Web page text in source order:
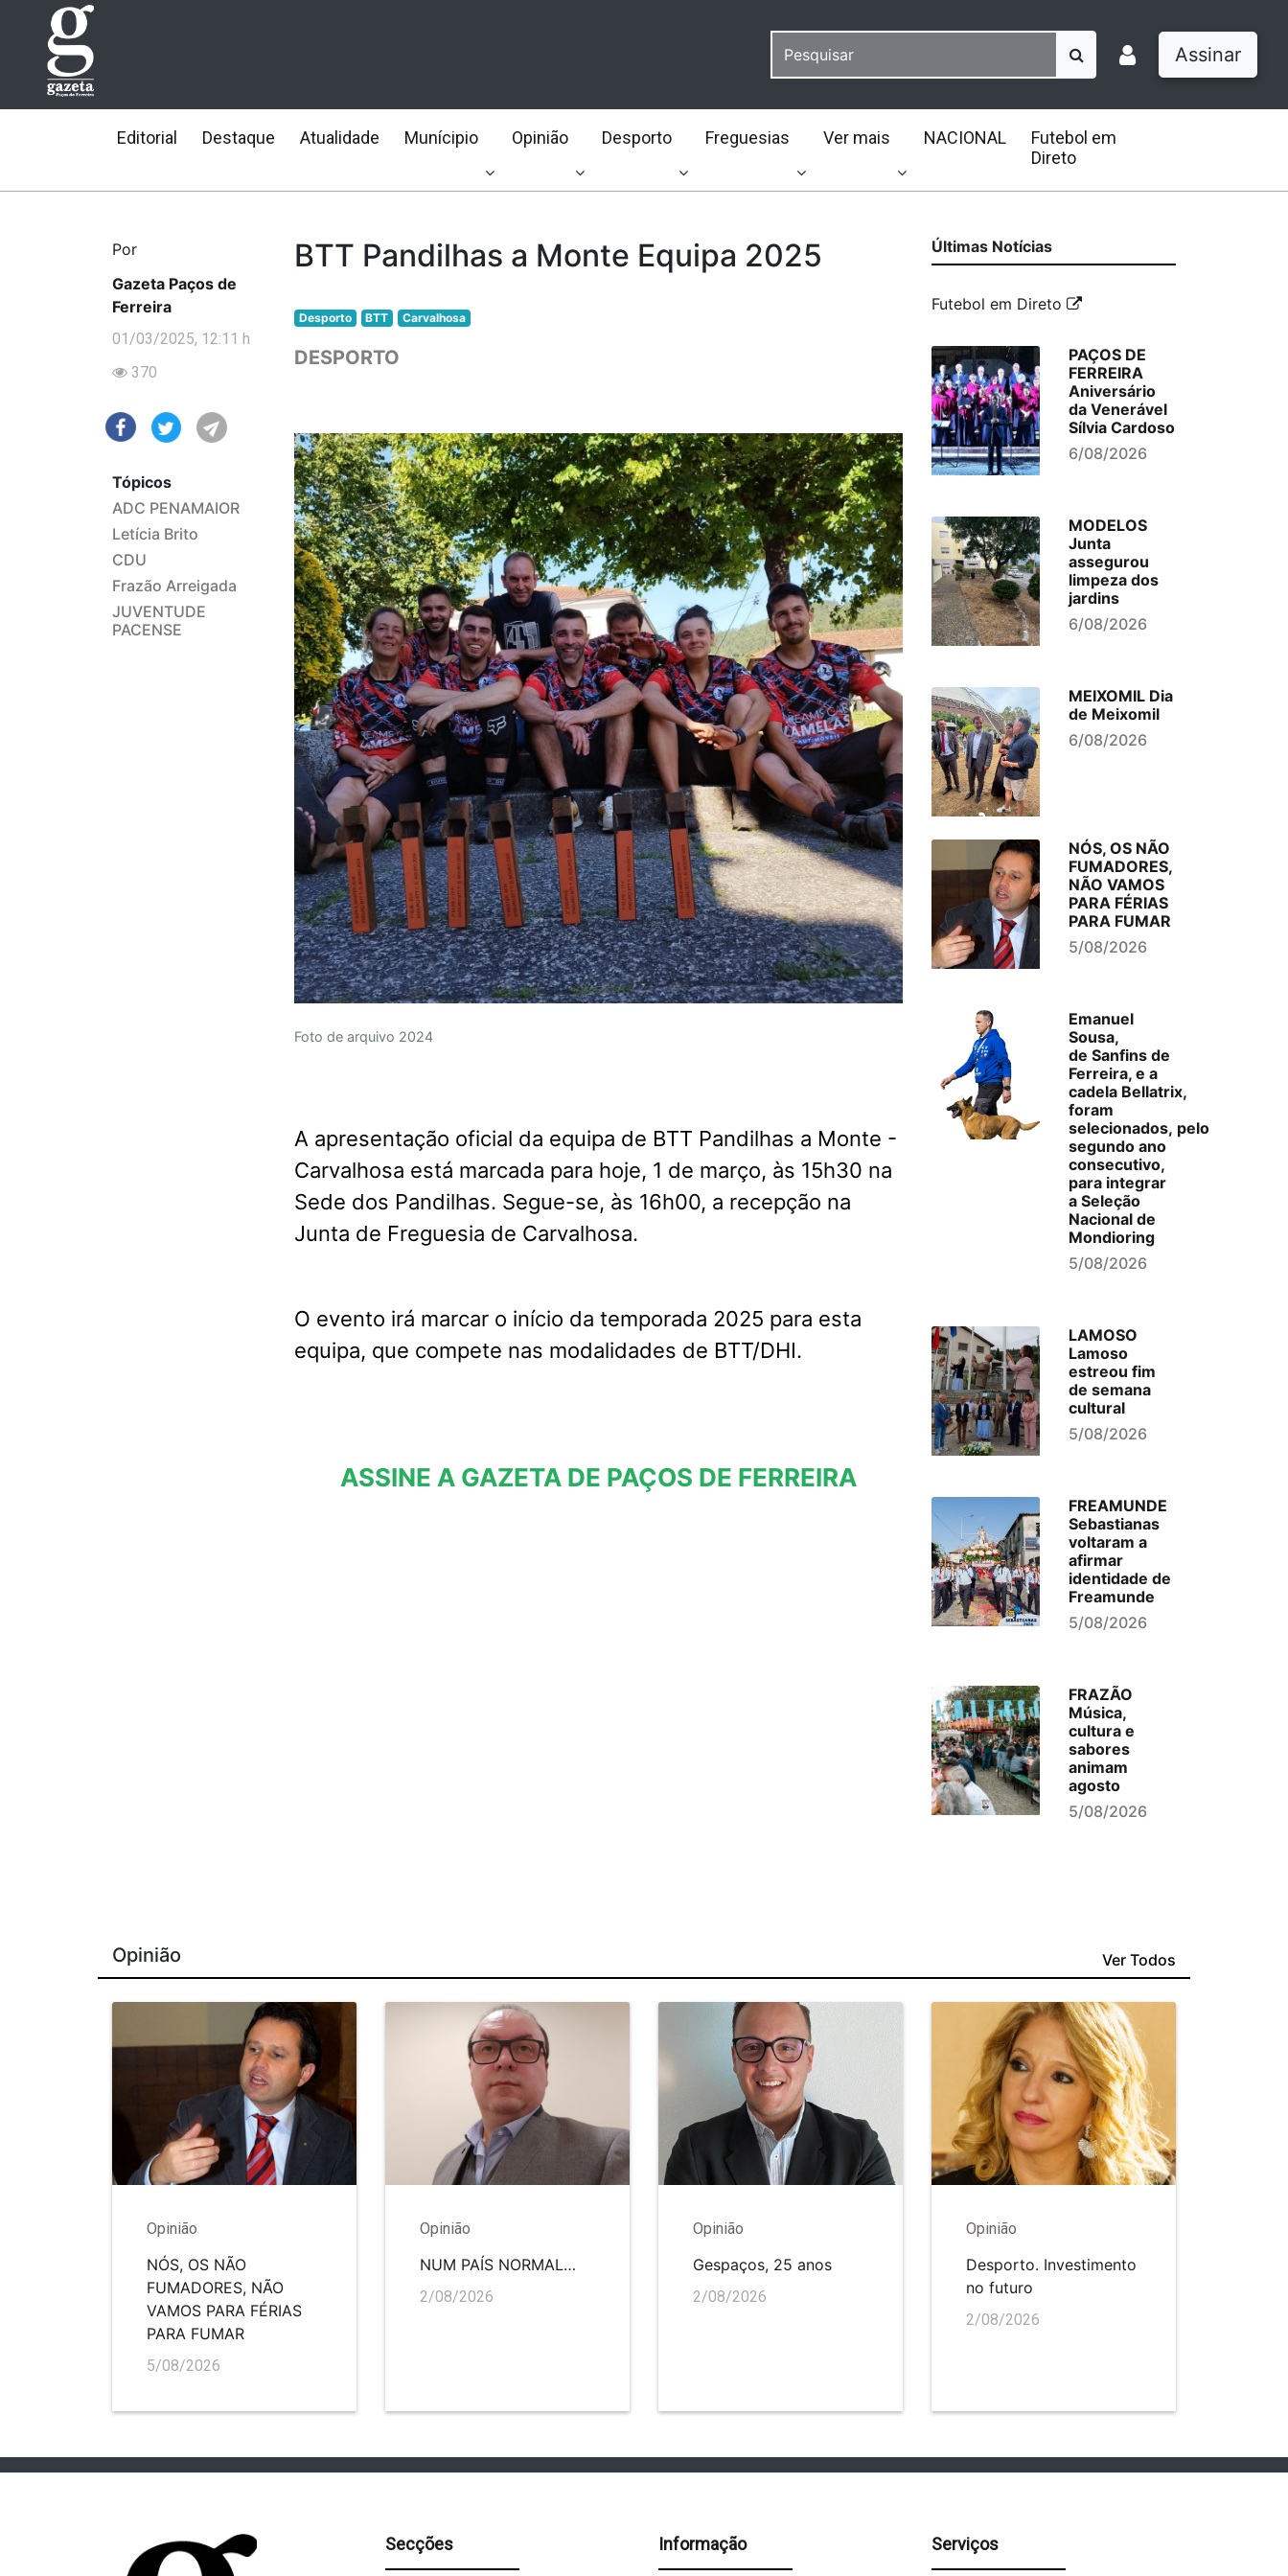
Assinar
Editorial Destaque Atualidade Munícipio Opinião Desporto Freguesias Ver mais NACIONAL
Futebol em
Direto
Por
Gazeta Paços de
Ferreira
01/03/2025, 12:11 h
370
Tópicos
ADC PENAMAIOR
Letícia Brito
CDU
Frazão Arreigada
JUVENTUDE
PACENSE
BTT Pandilhas a Monte Equipa 2025
Desporto BTT Carvalhosa
DESPORTO
Foto de arquivo 2024
A apresentação oficial da equipa de BTT Pandilhas a Monte -
Carvalhosa está marcada para hoje, 1 de março, às 15h30 na
Sede dos Pandilhas. Segue-se, às 16h00, a recepção na
Junta de Freguesia de Carvalhosa.
O evento irá marcar o início da temporada 2025 para esta
equipa, que compete nas modalidades de BTT/DHI.
ASSINE A GAZETA DE PAÇOS DE FERREIRA
Últimas Notícias
Futebol em Direto
PAÇOS DE
FERREIRA
Aniversário
da Venerável
Sílvia Cardoso
6/08/2026
MODELOS
Junta
assegurou
limpeza dos
jardins
6/08/2026
MEIXOMIL Dia
de Meixomil
6/08/2026
NÓS, OS NÃO
FUMADORES,
NÃO VAMOS
PARA FÉRIAS
PARA FUMAR
5/08/2026
Emanuel
Sousa,
de Sanfins de
Ferreira, e a
cadela Bellatrix,
foram
selecionados, pelo
segundo ano
consecutivo,
para integrar
a Seleção
Nacional de
Mondioring
5/08/2026
LAMOSO
Lamoso
estreou fim
de semana
cultural
5/08/2026
FREAMUNDE
Sebastianas
voltaram a
afirmar
identidade de
Freamunde
5/08/2026
FRAZÃO
Música,
cultura e
sabores
animam
agosto
5/08/2026
Opinião Ver Todos
Opinião
NÓS, OS NÃO
FUMADORES, NÃO
VAMOS PARA FÉRIAS
PARA FUMAR
5/08/2026
Opinião
NUM PAÍS NORMAL…
2/08/2026
Opinião
Gespaços, 25 anos
2/08/2026
Opinião
Desporto. Investimento
no futuro
2/08/2026
Secções Informação Serviços